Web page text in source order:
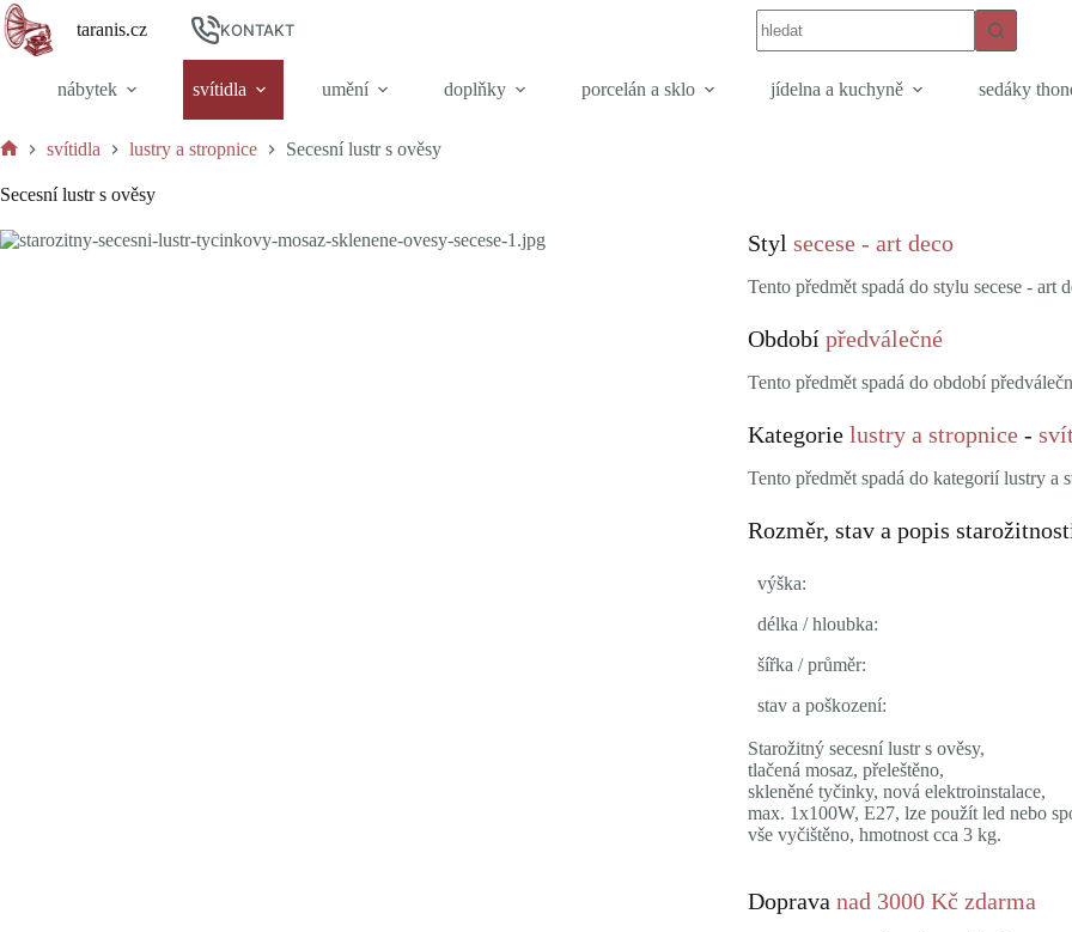
Skip
to
content
taranis.cz KONTAKT
nábytek svítidla umění doplňky porcelán a sklo jídelna a kuchyně sedáky
svítidla lustry a stropnice Secesní lustr s ověsy
Secesní lustr s ověsy
Styl secese - art deco
Tento předmět spadá do stylu secese - art
Období předválečné
Tento předmět spadá do období
Kategorie lustry a stropnice-
Tento předmět spadá do kategorií lustry a
Rozměr, stav a popis
výška:
délka / hloubka:
šířka / průměr:
stav a poškození:
Starožitný secesní lustr s ověsy,
tlačená mosaz, přeleštěno,
skleněné tyčinky, nová elektroinstalace,
max. 1x100W, E27, lze použít led nebo
vše vyčištěno, hmotnost cca 3 kg.
Doprava nad 3000 Kč zdarma